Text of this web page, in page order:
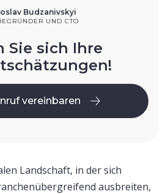
Budzanivskyi
UND CTO
Sie sich Ihre
vereinbaren
vereinbaren
Landschaft, in der sich
ausbreiten,